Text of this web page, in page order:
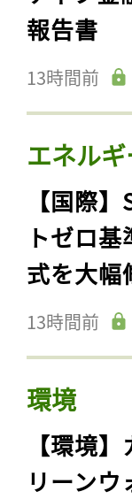
報告書
13時間前
エネル
【国際
トゼロ
式を大幅
13時間前
環境
【環境
リーン